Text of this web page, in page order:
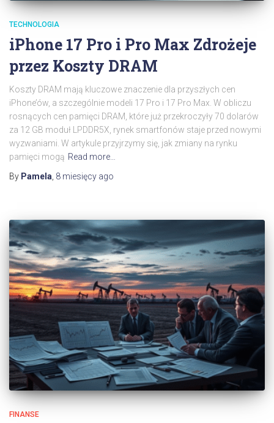
TECHNOLOGIA
iPhone 17 Pro i Pro Max Zdrożeje
przez Koszty DRAM
Koszty DRAM mają kluczowe znaczenie dla przyszłych cen
iPhone’ów, a szczególnie modeli 17 Pro i 17 Pro Max. W obliczu
rosnących cen pamięci DRAM, które już przekroczyły 70 dolarów
za 12 GB moduł LPDDR5X, rynek smartfonów staje przed nowymi
wyzwaniami. W artykule przyjrzymy się, jak zmiany na rynku
pamięci mogą Read more…
By Pamela, 8 miesięcy ago
FINANSE